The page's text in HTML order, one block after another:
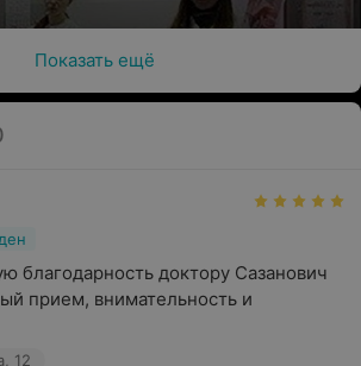
Показать ещё
благодарность доктору Сазанович
прием, внимательность и
12